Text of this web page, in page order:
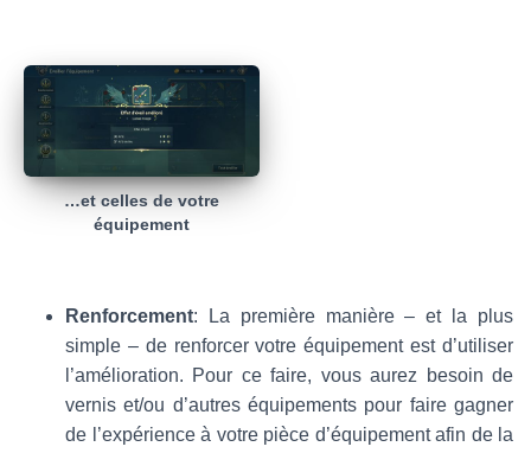
…et celles de votre
équipement
Renforcement: La première manière – et la plus
simple – de renforcer votre équipement est d’utiliser
l’amélioration. Pour ce faire, vous aurez besoin de
vernis et/ou d’autres équipements pour faire gagner
de l’expérience à votre pièce d’équipement afin de la